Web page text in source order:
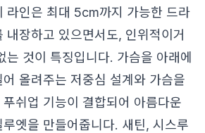
라인은 최대 5cm까지 가능한 드라
내장하고 있으면서도, 인위적이거
는 것이 특징입니다. 가슴을 아래에
올려주는 저중심 설계와 가슴을
쉬업 기능이 결합되어 아름다운
엣을 만들어줍니다. 새틴, 시스루